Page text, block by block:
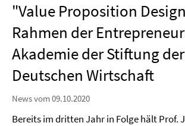
"Value Proposition
Rahmen der
Akademie der Stiftung der
Deutschen Wirtschaft
News vom 09.10.2020
Bereits im dritten Jahr in Folge hält Prof.